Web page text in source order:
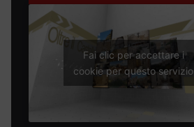
Fai clic per accettare i
cookie per questo servizio